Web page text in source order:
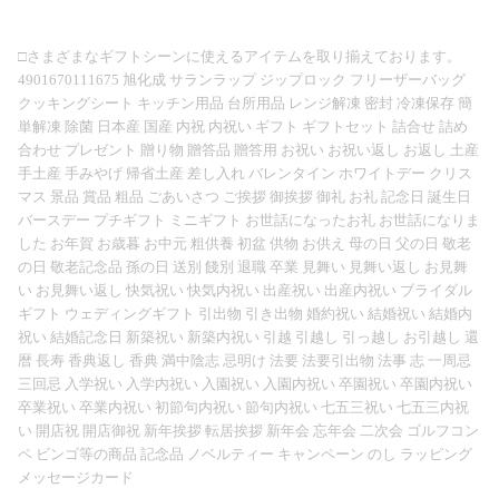
□さまざまなギフトシーンに使えるアイテムを取り揃えております。
4901670111675 旭化成 サランラップ ジップロック フリーザーバッグ
クッキングシート キッチン用品 台所用品 レンジ解凍 密封 冷凍保存 簡
単解凍 除菌 日本産 国産 内祝 内祝い ギフト ギフトセット 詰合せ 詰め
合わせ プレゼント 贈り物 贈答品 贈答用 お祝い お祝い返し お返し 土産
手土産 手みやげ 帰省土産 差し入れ バレンタイン ホワイトデー クリス
マス 景品 賞品 粗品 ごあいさつ ご挨拶 御挨拶 御礼 お礼 記念日 誕生日
バースデー プチギフト ミニギフト お世話になったお礼 お世話になりま
した お年賀 お歳暮 お中元 粗供養 初盆 供物 お供え 母の日 父の日 敬老
の日 敬老記念品 孫の日 送別 餞別 退職 卒業 見舞い 見舞い返し お見舞
い お見舞い返し 快気祝い 快気内祝い 出産祝い 出産内祝い ブライダル
ギフト ウェディングギフト 引出物 引き出物 婚約祝い 結婚祝い 結婚内
祝い 結婚記念日 新築祝い 新築内祝い 引越 引越し 引っ越し お引越し 還
暦 長寿 香典返し 香典 満中陰志 忌明け 法要 法要引出物 法事 志 一周忌
三回忌 入学祝い 入学内祝い 入園祝い 入園内祝い 卒園祝い 卒園内祝い
卒業祝い 卒業内祝い 初節句内祝い 節句内祝い 七五三祝い 七五三内祝
い 開店祝 開店御祝 新年挨拶 転居挨拶 新年会 忘年会 二次会 ゴルフコン
ペ ビンゴ等の商品 記念品 ノベルティー キャンペーン のし ラッピング
メッセージカード